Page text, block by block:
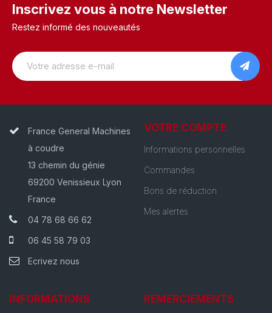
Inscrivez vous à notre Newsletter
Restez informé des nouveautés
France General Machines
à coudre
13 chemin du génie
69200 Venissieux Lyon
France
04 78 68 66 62
06 45 58 79 03
Ecrivez nous
VOTRE COMPTE
Informations personnelles
Commandes
Bons de réduction
Mes alertes
INFORMATIONS
REMERCIEMENTS